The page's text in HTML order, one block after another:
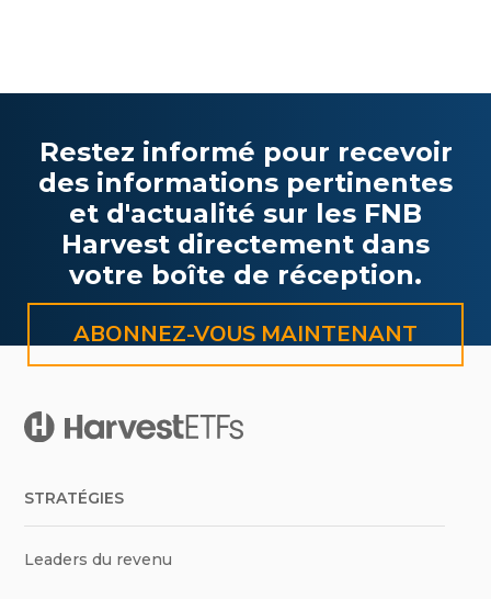
Restez informé pour recevoir
des informations pertinentes
et d'actualité sur les FNB
Harvest directement dans
votre boîte de réception.
ABONNEZ-VOUS MAINTENANT
STRATÉGIES
Leaders du revenu